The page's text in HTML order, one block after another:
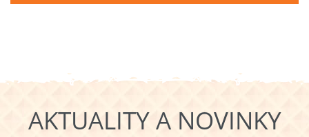
AKTUALITY A NOVINKY